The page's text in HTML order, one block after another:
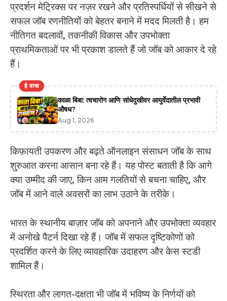
प्रदर्शन मेट्रिक्स पर नज़र रखने और प्रतिस्पर्धियों से सीखने से
सफल जॉब रणनीतियों को बेहतर बनाने में मदद मिलती है। हम
नीतिगत बदलावों, तकनीकी विकास और उपभोक्ता
प्राथमिकताओं पर भी प्रकाश डालते हैं जो जॉब को आकार दे रहे
हैं।
हे वाचा
काळा बिबा: त्वचारोग आणि सांधेदुखीवर आयुर्वेदातील प्रभावी
औषध?
Aug 1, 2026
किफ़ायती उपकरण और बढ़ते ऑनलाइन संसाधन जॉब के साथ
शुरुआत करना आसान बना रहे हैं। यह पोस्ट बताती है कि आगे
क्या उम्मीद की जाए, किन आम गलतियों से बचना चाहिए, और
जॉब में आने वाले अवसरों का लाभ उठाने के तरीके।
भारत के स्थानीय बाज़ार जॉब को अपनाने और उपभोक्ता व्यवहार
में अनोखे पैटर्न दिखा रहे हैं। जॉब में सफल दृष्टिकोणों को
प्रदर्शित करने के लिए व्यावहारिक उदाहरण और केस स्टडी
शामिल हैं।
स्थिरता और लागत-दक्षता भी जॉब में भविष्य के निर्णयों को